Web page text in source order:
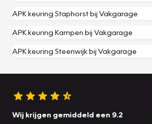
APK keuring Staphorst bij Vakgarage
APK keuring Kampen bij Vakgarage
APK keuring Steenwijk bij Vakgarage
Wij krijgen gemiddeld een 9.2